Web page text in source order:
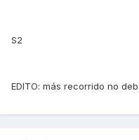
S2
EDITO: más recorrido no